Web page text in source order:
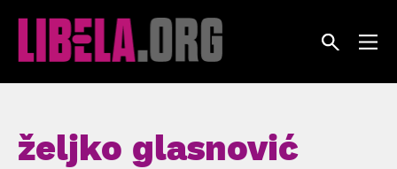
željko glasnović